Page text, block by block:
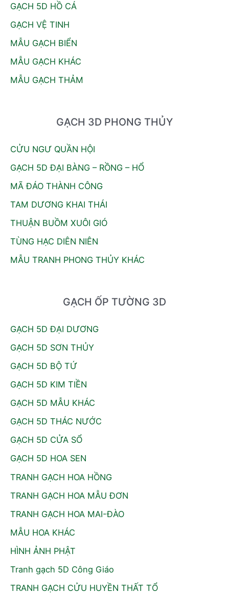
GẠCH 5D HỒ CÁ
GẠCH VỆ TINH
MẪU GẠCH BIỂN
MẪU GẠCH KHÁC
MẪU GẠCH THẢM
GẠCH 3D PHONG THỦY
CỬU NGƯ QUẦN HỘI
GẠCH 5D ĐẠI BÀNG – RỒNG – HỔ
MÃ ĐÁO THÀNH CÔNG
TAM DƯƠNG KHAI THÁI
THUẬN BUỒM XUÔI GIÓ
TÙNG HẠC DIÊN NIÊN
MẪU TRANH PHONG THỦY KHÁC
GẠCH ỐP TƯỜNG 3D
GẠCH 5D ĐẠI DƯƠNG
GẠCH 5D SƠN THỦY
GẠCH 5D BỘ TỨ
GẠCH 5D KIM TIỀN
GẠCH 5D MẪU KHÁC
GẠCH 5D THÁC NƯỚC
GẠCH 5D CỬA SỔ
GẠCH 5D HOA SEN
TRANH GẠCH HOA HỒNG
TRANH GẠCH HOA MẪU ĐƠN
TRANH GẠCH HOA MAI-ĐÀO
MẪU HOA KHÁC
HÌNH ẢNH PHẬT
Tranh gạch 5D Công Giáo
TRANH GẠCH CỬU HUYỀN THẤT TỔ